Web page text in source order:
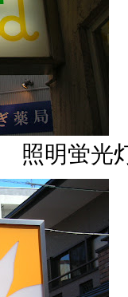
照明蛍光